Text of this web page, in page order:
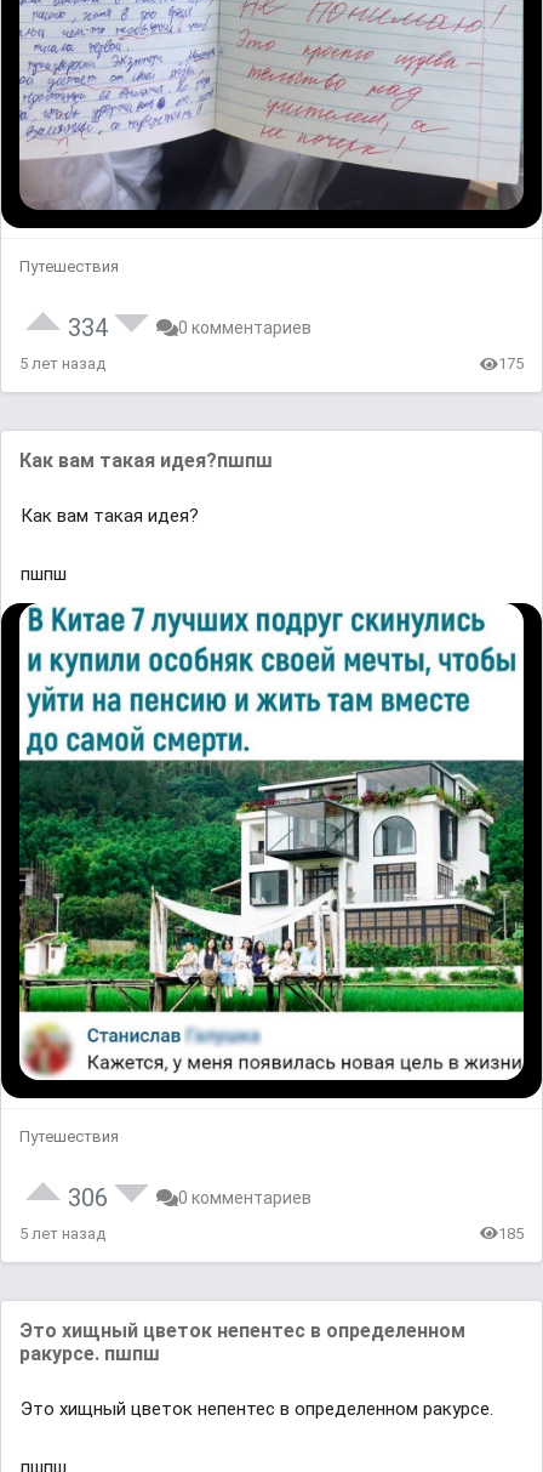
Путешествия
334 0 комментариев
5 лет назад 175
Как вам такая идея?пшпш
Как вам такая идея?
пшпш
Путешествия
306 0 комментариев
5 лет назад 185
Это хищный цветок непентес в определенном
ракурсе. пшпш
Это хищный цветок непентес в определенном ракурсе.
пшпш